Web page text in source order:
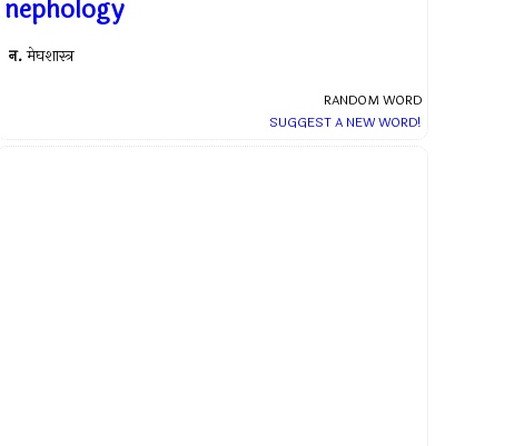
nephology
न.मेघशास्त्र
RANDOM WORD
SUGGEST A NEW WORD!